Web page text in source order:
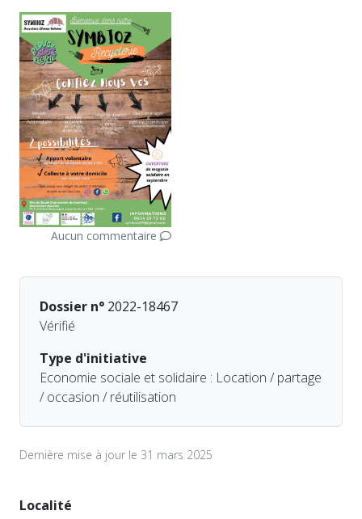
Aucun commentaire
Dossier n° 2022-18467
Vérifié
Type d'initiative
Economie sociale et solidaire : Location / partage
/ occasion / réutilisation
Dernière mise à jour le 31 mars 2025
Localité